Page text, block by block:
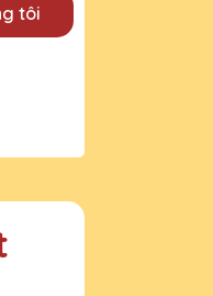
tôi